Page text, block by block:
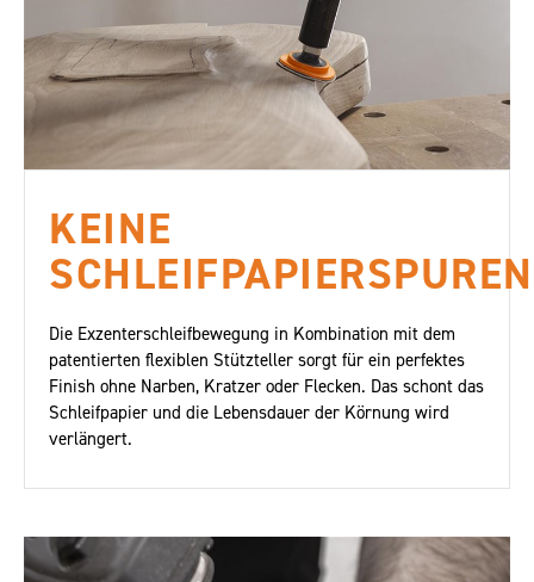
KEINE
SCHLEIFPAPIERSPUREN
Die Exzenterschleifbewegung in Kombination mit dem
patentierten flexiblen Stützteller sorgt für ein perfektes
Finish ohne Narben, Kratzer oder Flecken. Das schont das
Schleifpapier und die Lebensdauer der Körnung wird
verlängert.